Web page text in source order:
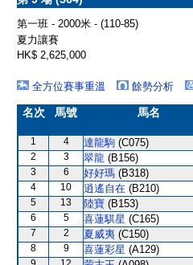
第一班 - 2000米 - (110-85)
夏力讓賽
HK$ 2,625,000
全方位賽事重溫
餘勢分析
名次 馬號 馬名
1 4 達龍駒 (C075)
2
3 翠龍 (B156)
3
6 好好瑪 (B318)
4
10 逍遙自在 (B210)
5
13 陸寶 (B153)
6
5 喜蓮騏星 (C165)
7
2 夏威夷 (C150)
8
9 喜蓮彩星 (A129)